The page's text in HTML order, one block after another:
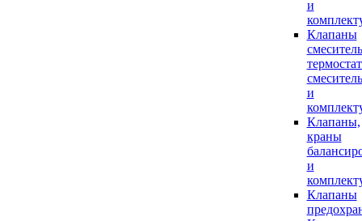
и
Клапаны
и
Клапаны,
краны
и
Клапаны